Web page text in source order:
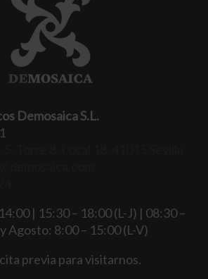
Demosaica S.L.
| 15:30 – 18:00 (L-J) | 08:30 –
Agosto: 8:00 – 15:00 (L-V)
previa para visitarnos.